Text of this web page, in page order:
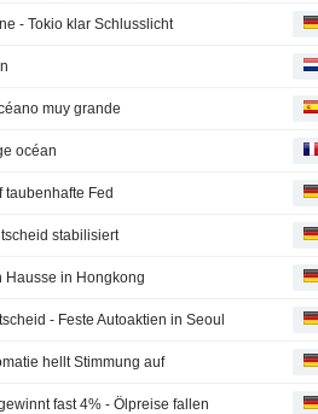
- Tokio klar Schlusslicht
muy grande
océan
taubenhafte Fed
stabilisiert
Hausse in Hongkong
- Feste Autoaktien in Seoul
hellt Stimmung auf
fast 4% - Ölpreise fallen